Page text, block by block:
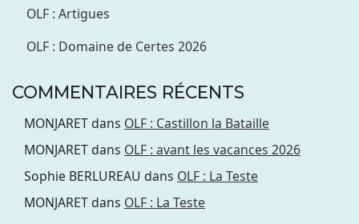
OLF : Artigues
OLF : Domaine de Certes 2026
COMMENTAIRES RÉCENTS
MONJARETdans OLF : Castillon la Bataille
MONJARETdans OLF : avant les vacances 2026
Sophie BERLUREAU dans OLF : La Teste
MONJARETdans OLF : La Teste